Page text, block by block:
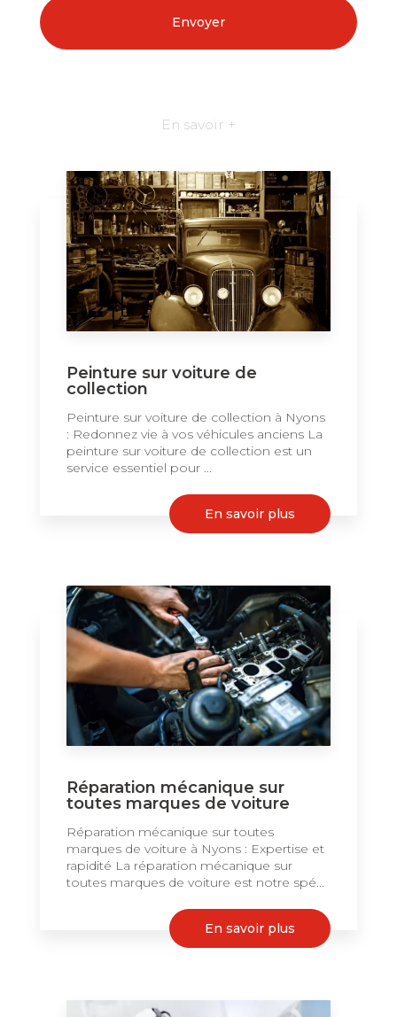
En savoir +
Peinture sur voiture de
collection
Peinture sur voiture de collection à Nyons
: Redonnez vie à vos véhicules anciens La
peinture sur voiture de collection est un
service essentiel pour ...
En savoir plus
Réparation mécanique sur
toutes marques de voiture
Réparation mécanique sur toutes
marques de voiture à Nyons : Expertise et
rapidité La réparation mécanique sur
toutes marques de voiture est notre spé...
En savoir plus